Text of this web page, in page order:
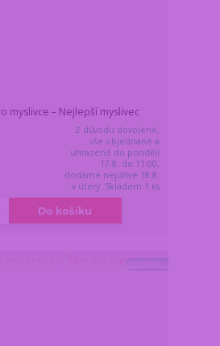
myslivce – Nejlepší myslivec
Z důvodu dovolené,
vše objednané a
uhrazené do pondělí
17.8. do 11:00,
dodáme nejdříve 18.8.
v úterý. Skladem 1 ks
Do košíku